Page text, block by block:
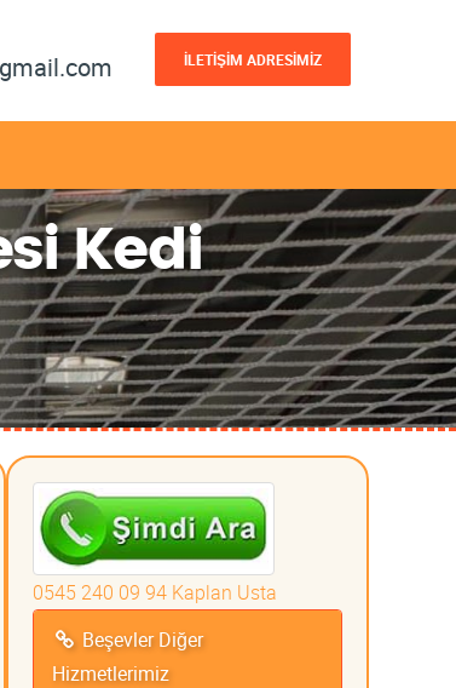
İLETİŞİM ADRESİMİZ
Kedi
0545 240 09 94 Kaplan Usta
Beşevler Diğer
Hizmetlerimiz